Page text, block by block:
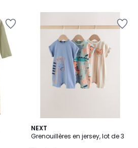
NEXT
Grenouillères en jersey, lot de 3
2
Couleurs